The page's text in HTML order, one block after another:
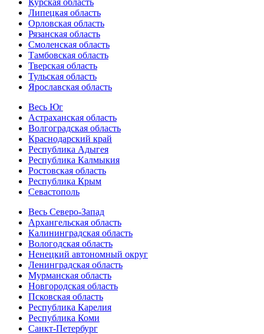
Курская область
Липецкая область
Орловская область
Рязанская область
Смоленская область
Тамбовская область
Тверская область
Тульская область
Ярославская область
Весь Юг
Астраханская область
Волгоградская область
Краснодарский край
Республика Адыгея
Республика Калмыкия
Ростовская область
Республика Крым
Севастополь
Весь Северо-Запад
Архангельская область
Калининградская область
Вологодская область
Ненецкий автономный округ
Ленинградская область
Мурманская область
Новгородская область
Псковская область
Республика Карелия
Республика Коми
Санкт-Петербург